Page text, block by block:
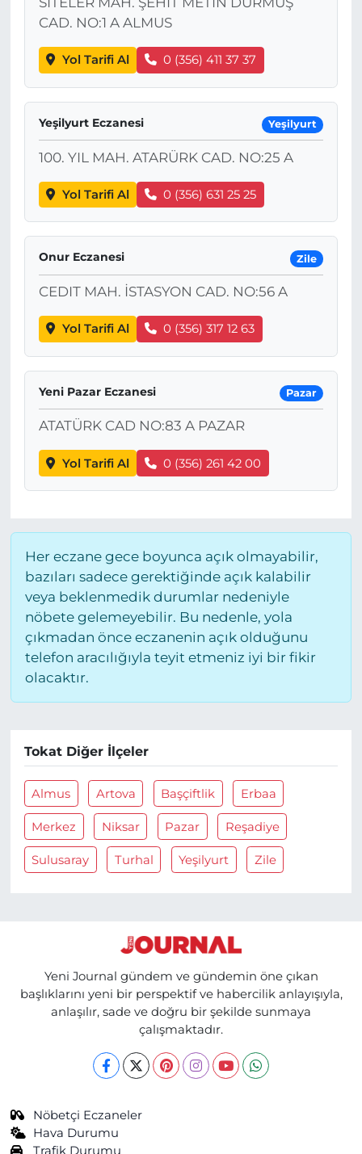
CAD. NO:1 A ALMUS
Yol Tarifi Al 0 (356) 411 37 37
Yeşilyurt Eczanesi Yeşilyurt
100. YIL MAH. ATARÜRK CAD. NO:25 A
Yol Tarifi Al 0 (356) 631 25 25
Onur Eczanesi Zile
CEDIT MAH. İSTASYON CAD. NO:56 A
Yol Tarifi Al 0 (356) 317 12 63
Yeni Pazar Eczanesi Pazar
ATATÜRK CAD NO:83 A PAZAR
Yol Tarifi Al 0 (356) 261 42 00
Her eczane gece boyunca açık olmayabilir,
bazıları sadece gerektiğinde açık kalabilir
veya beklenmedik durumlar nedeniyle
nöbete gelemeyebilir. Bu nedenle, yola
çıkmadan önce eczanenin açık olduğunu
telefon aracılığıyla teyit etmeniz iyi bir fikir
olacaktır.
Tokat Diğer İlçeler
Almus Artova Başçiftlik Erbaa
Merkez Niksar Pazar Reşadiye
Sulusaray Turhal Yeşilyurt Zile
Yeni Journal gündem ve gündemin öne çıkan
başlıklarını yeni bir perspektif ve habercilik anlayışıyla,
anlaşılır, sade ve doğru bir şekilde sunmaya
çalışmaktadır.
Nöbetçi Eczaneler
Hava Durumu
Trafik Durumu